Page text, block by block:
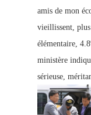
amis de mon
vieillissent,
élémentaire,
ministère
sérieuse,